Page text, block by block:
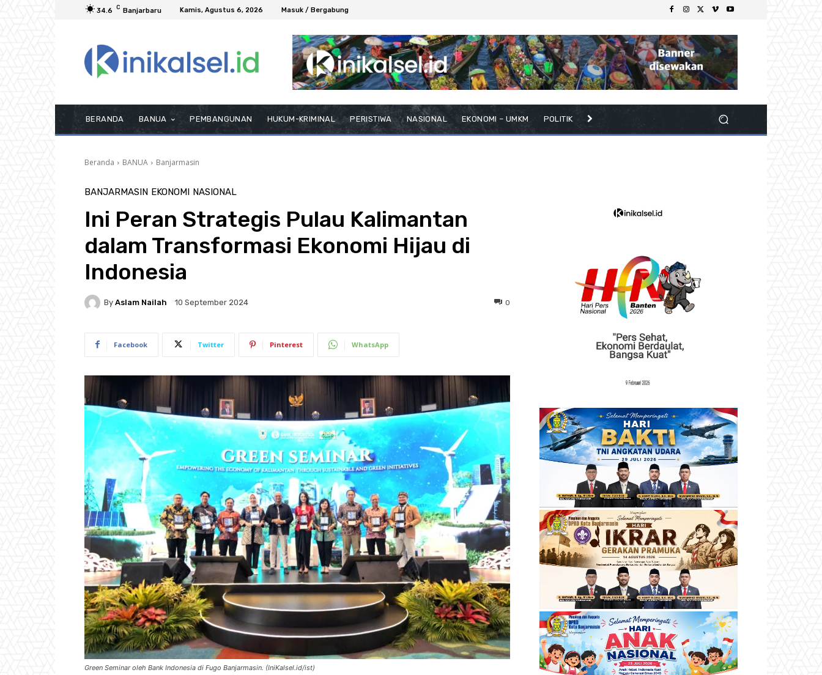
34.6 C Banjarbaru Kamis, Agustus 6, 2026 Masuk / Bergabung
BERANDA BANUA PEMBANGUNAN HUKUM-KRIMINAL PERISTIWA NASIONAL EKONOMI – UMKM POLITIK
Beranda BANUA Banjarmasin
BANJARMASIN EKONOMI NASIONAL
Ini Peran Strategis Pulau Kalimantan
dalam Transformasi Ekonomi Hijau di
Indonesia
By Aslam Nailah 10 September 2024 0
Facebook Twitter Pinterest WhatsApp
Green Seminar oleh Bank Indonesia di Fugo Banjarmasin. (IniKalsel.id/ist)